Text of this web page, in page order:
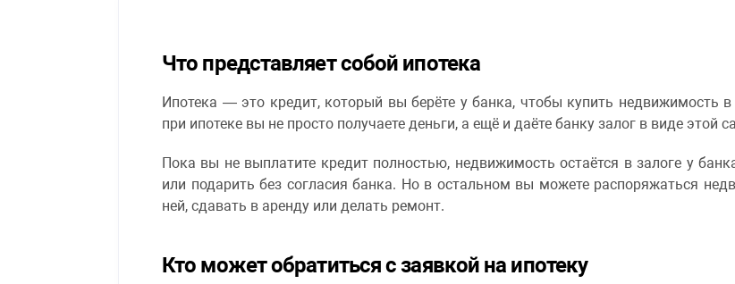
Что представляет собой ипотека
Ипотека — это кредит, который вы берёте у банка, чтобы купить недвижимость
при ипотеке вы не просто получаете деньги, а ещё и даёте банку залог в виде этой
Пока вы не выплатите кредит полностью, недвижимость остаётся в залоге у
или подарить без согласия банка. Но в остальном вы можете распоряжаться
ней, сдавать в аренду или делать ремонт.
Кто может обратиться с заявкой на ипотеку